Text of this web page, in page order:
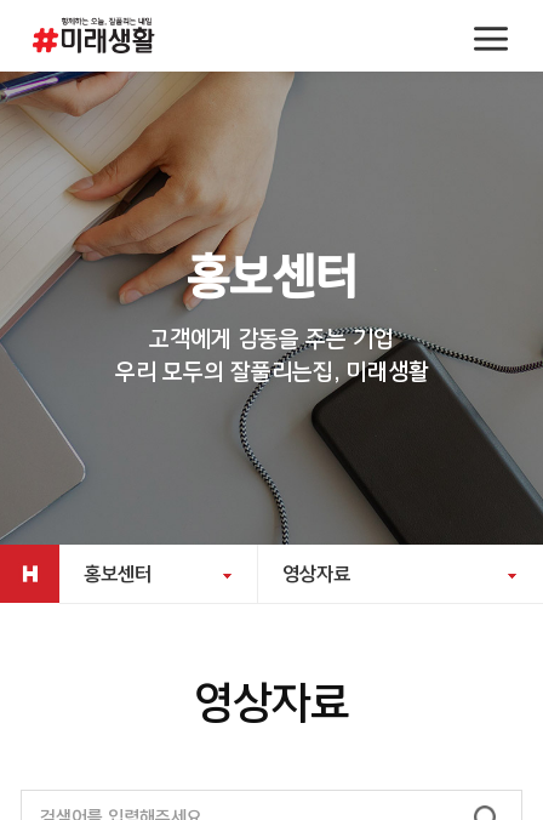
홍보센터
고객에게 감동을 주는 기업
우리 모두의 잘풀리는집, 미래생활
홍보센터 영상자료
영상자료